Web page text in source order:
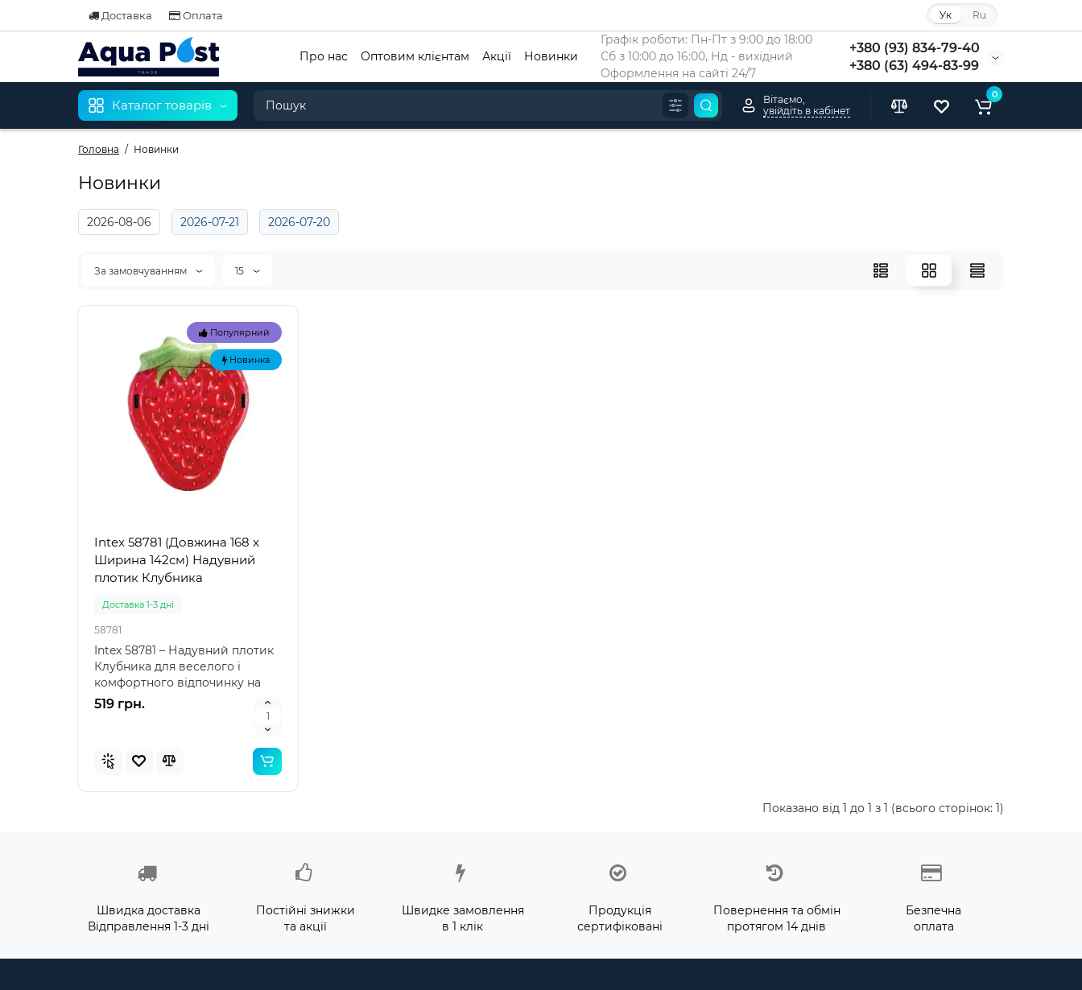
Доставка Оплата Ук Ru
Графік роботи: Пн-Пт з 9:00 до 18:00
Сб з 10:00 до 16:00, Нд - вихідний
Оформлення на сайтi 24/7
+380 (93) 834-79-40
+380 (63) 494-83-99
Про нас Оптовим клієнтам Акції Новинки
Каталог товарів
Вітаємо,
увійдіть в кабінет
0
Головна Новинки
Новинки
2026-08-06 2026-07-21 2026-07-20
За замовчуванням 15
Популярний
Новинка
Intex 58781 (Довжина 168 x
Ширина 142см) Надувний
плотик Клубника
Доставка 1-3 дні
58781
Intex 58781 – Надувний плотик
Клубника для веселого і
комфортного відпочинку на
воді Intex 58781 – я..
519 грн.
Показано від 1 до 1 з 1 (всього сторінок: 1)
Швидка доставка
Відправлення 1-3 дні
Постійні знижки
та акції
Швидке замовлення
в 1 клік
Продукція
сертифіковані
Повернення та обмін
протягом 14 днів
Безпечна
оплата